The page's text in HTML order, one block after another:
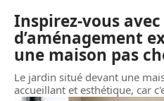
Inspirez-vous
d’aménagement
une maison pas
Le jardin situé devant une
accueillant et esthétique, car